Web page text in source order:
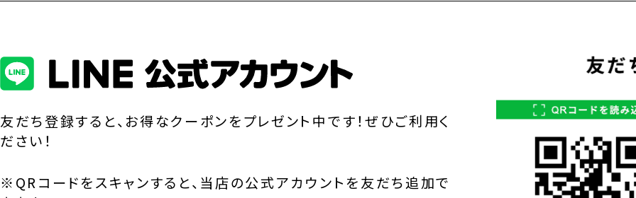
友だち登録すると、お得なクーポンをプレゼント中です！ぜひご利用く
ださい！
※QRコードをスキャンすると、当店の公式アカウントを友だち追加で